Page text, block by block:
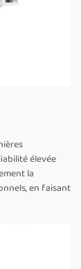
élevée
la
en faisant